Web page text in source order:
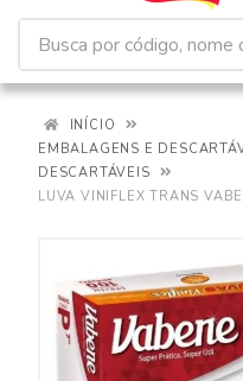
INÍCIO
EMBALAGENS E
DESCARTÁVEIS
LUVA VINIFLEX TRANS